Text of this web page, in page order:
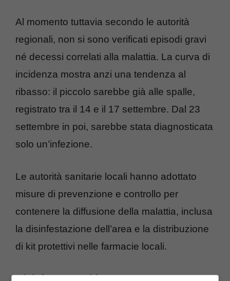
Al momento tuttavia secondo le autorità
regionali, non si sono verificati episodi gravi
né decessi correlati alla malattia. La curva di
incidenza mostra anzi una tendenza al
ribasso: il piccolo sarebbe già alle spalle,
registrato tra il 14 e il 17 settembre. Dal 23
settembre in poi, sarebbe stata diagnosticata
solo un’infezione.
Le autorità sanitarie locali hanno adottato
misure di prevenzione e controllo per
contenere la diffusione della malattia, inclusa
la disinfestazione dell’area e la distribuzione
di kit protettivi nelle farmacie locali.